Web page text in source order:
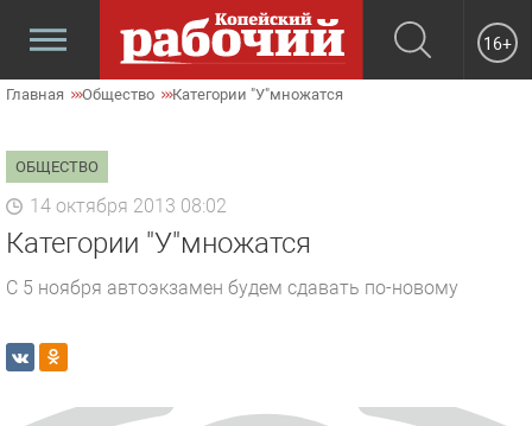
16+
Главная Общество Категории "У"множатся
ОБЩЕСТВО
14 октября 2013 08:02
Категории "У"множатся
С 5 ноября автоэкзамен будем сдавать по-новому